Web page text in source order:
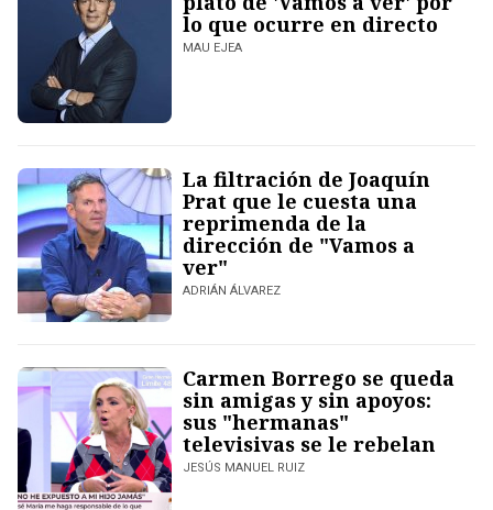
lo que ocurre en directo
MAU EJEA
La filtración de Joaquín
Prat que le cuesta una
reprimenda de la
dirección de "Vamos a
ver"
ADRIÁN ÁLVAREZ
Carmen Borrego se queda
sin amigas y sin apoyos:
sus "hermanas"
televisivas se le rebelan
JESÚS MANUEL RUIZ